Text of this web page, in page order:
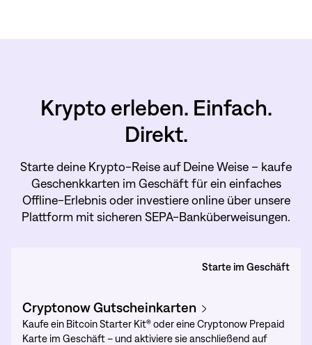
Krypto erleben. Einfach.
Direkt.
Starte deine Krypto-Reise auf Deine Weise – kaufe
Geschenkkarten im Geschäft für ein einfaches
Offline-Erlebnis oder investiere online über unsere
Plattform mit sicheren SEPA-Banküberweisungen.
Starte im Geschäft
Cryptonow Gutscheinkarten
Kaufe ein Bitcoin Starter Kit® oder eine Cryptonow Prepaid
Karte im Geschäft – und aktiviere sie anschließend auf